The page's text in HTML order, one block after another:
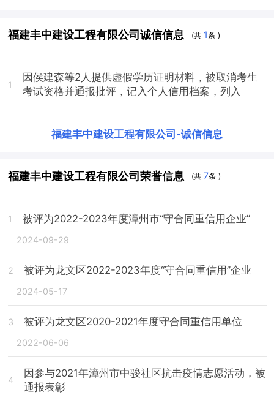
福建丰中建设工程有限公司诚信信息 (共 1条 )
1
因侯建森等2人提供虚假学历证明材料，被取消考生
考试资格并通报批评，记入个人信用档案，列入
福建丰中建设工程有限公司 -诚信信息
福建丰中建设工程有限公司荣誉信息 (共7条 )
1 被评为2022-2023年度漳州市“守合同重信用企业”
2024-09-29
2 被评为龙文区2022-2023年度“守合同重信用”企业
2024-05-17
3 被评为龙文区2020-2021年度守合同重信用单位
2022-06-06
4
因参与2021年漳州市中骏社区抗击疫情志愿活动，被
通报表彰